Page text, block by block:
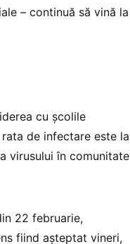
– continuă să vină la
cu școlile
de infectare este la
virusului în comunitate
22 februarie,
fiind așteptat vineri,